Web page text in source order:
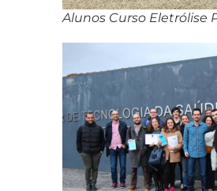
Alunos Curso Eletrólise